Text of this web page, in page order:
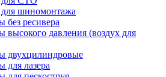
шиномонтажа
без ресивера
высокого давления (воздух для
двухцилиндровые
для лазера